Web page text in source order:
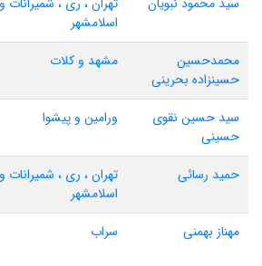
اسلامشهر
محمدحسین
حسینزاده بحرینی
مشهد و کلات
سید حسین نقوی
حسینی
ورامین و پیشوا
حمید رسائی
تهران ، ری ، شمیرانات و
اسلامشهر
مهناز بهمنی سراب